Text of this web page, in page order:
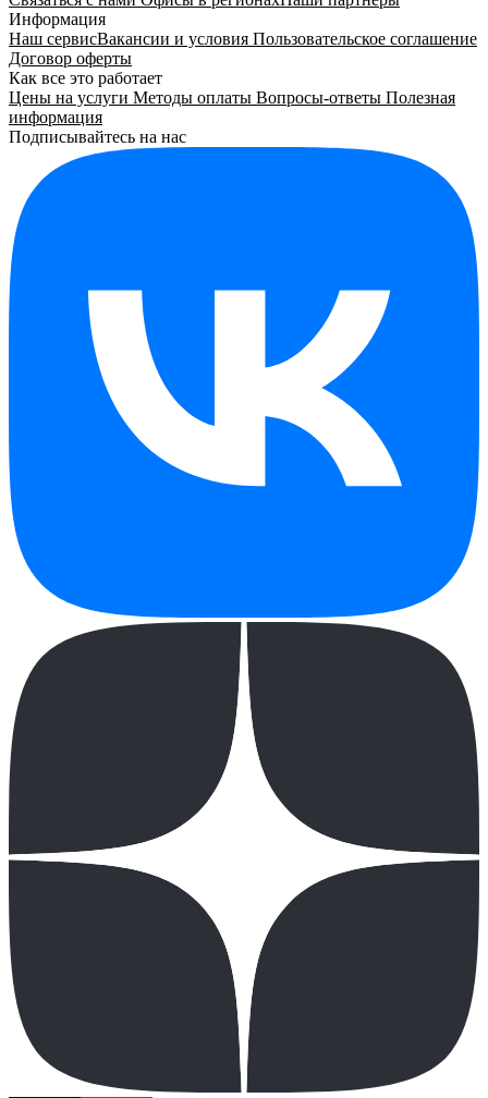
Информация
Наш сервисВакансии и условия Пользовательское соглашение
Договор оферты
Как все это работает
Цены на услуги Методы оплаты Вопросы-ответы Полезная
информация
Подписывайтесь на нас